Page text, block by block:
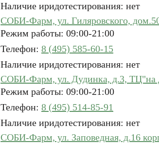
Наличие иридотестирования: нет
СОБИ-Фарм, ул. Гиляровского,
Режим работы: 09:00-21:00
Телефон: 8 (495) 585-60-15
Наличие иридотестирования: нет
СОБИ-Фарм, ул. Дудинка, д.3, ТЦ"на
Режим работы: 09:00-21:00
Телефон: 8 (495) 514-85-91
Наличие иридотестирования: нет
СОБИ-Фарм, ул. Заповедная, д.16